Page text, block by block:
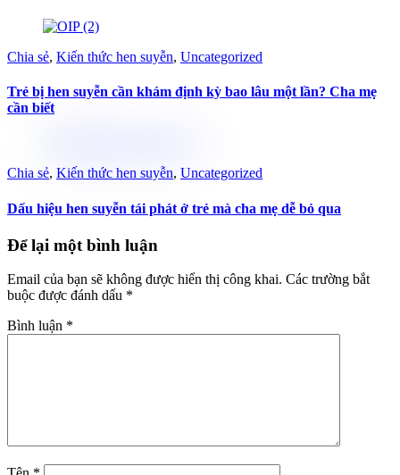
Chia sẻ, Kiến thức hen suyễn, Uncategorized
Trẻ bị hen suyễn cần khám định kỳ bao lâu một lần? Cha mẹ
cần biết
Chia sẻ, Kiến thức hen suyễn, Uncategorized
Dấu hiệu hen suyễn tái phát ở trẻ mà cha mẹ dễ bỏ qua
Để lại một bình luận
Email của bạn sẽ không được hiển thị công khai. Các trường bắt
buộc được đánh dấu *
Bình luận *